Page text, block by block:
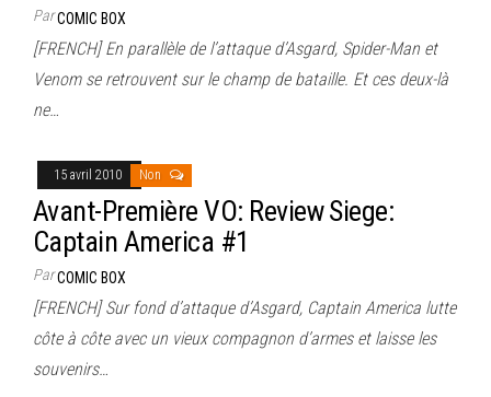
ParCOMIC BOX
[FRENCH] En parallèle de l’attaque d’Asgard, Spider-Man et
Venom se retrouvent sur le champ de bataille. Et ces deux-là
ne…
15 avril 2010 Non
Avant-Première VO: Review Siege:
Captain America #1
ParCOMIC BOX
[FRENCH] Sur fond d’attaque d’Asgard, Captain America lutte
côte à côte avec un vieux compagnon d’armes et laisse les
souvenirs…